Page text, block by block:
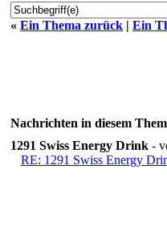
« Ein Thema zurück | Ein
Nachrichten in diesem
1291 Swiss Energy Drink -
RE: 1291 Swiss Energy